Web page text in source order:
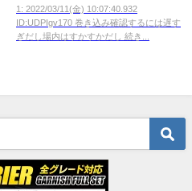
ｗｗｗ
1: 2022/03/11(金) 10:07:40.932
ID:UDPIgv170 巻き込み確認するには遅す
ぎだし場内はすかすかだし 続き...